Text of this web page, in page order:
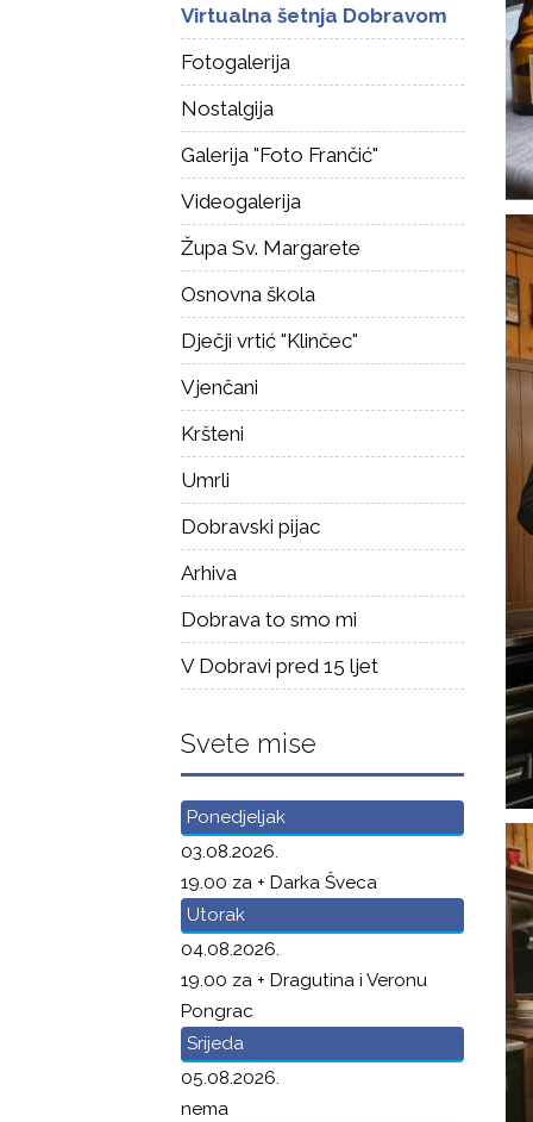
Virtualna šetnja Dobravom
Fotogalerija
Nostalgija
Galerija "Foto Frančić"
Videogalerija
Župa Sv. Margarete
Osnovna škola
Dječji vrtić "Klinčec"
Vjenčani
Kršteni
Umrli
Dobravski pijac
Arhiva
Dobrava to smo mi
V Dobravi pred 15 ljet
Svete mise
Ponedjeljak
03.08.2026.
19.00 za + Darka Šveca
Utorak
04.08.2026.
19.00 za + Dragutina i Veronu
Pongrac
Srijeda
05.08.2026.
nema